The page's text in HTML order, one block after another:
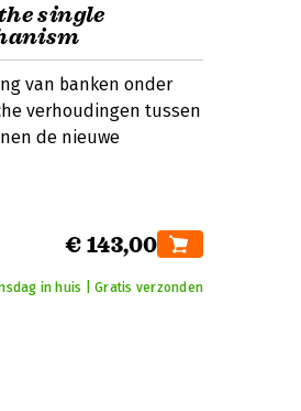
single
van banken onder
verhoudingen tussen
de nieuwe
€ 143,00
in huis | Gratis verzonden